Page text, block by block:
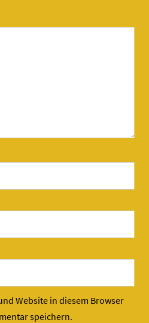
Website in diesem Browser
speichern.